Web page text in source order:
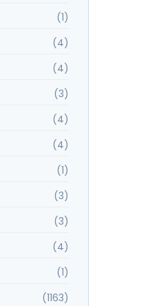
(1)
(4)
(4)
(3)
(4)
(4)
(1)
(3)
(3)
(4)
(1)
(1163)